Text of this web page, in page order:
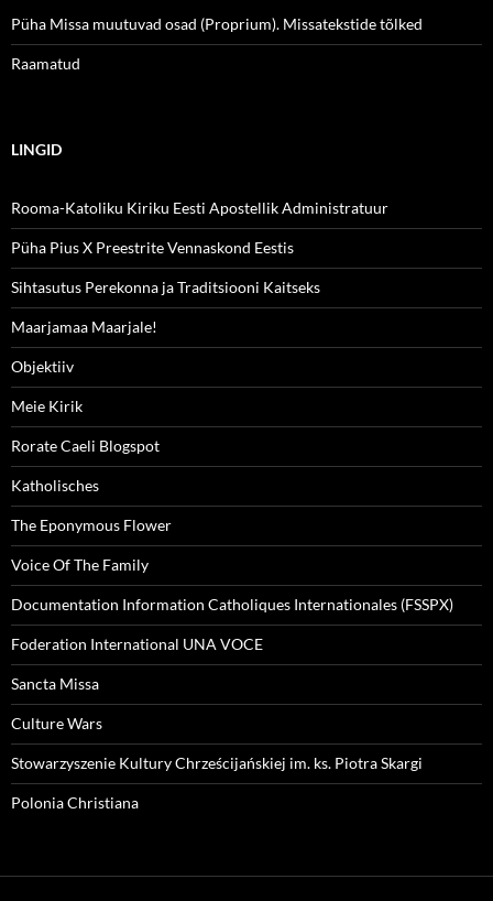
Püha Missa muutuvad osad (Proprium). Missatekstide tõlked
Raamatud
LINGID
Rooma-Katoliku Kiriku Eesti Apostellik Administratuur
Püha Pius X Preestrite Vennaskond Eestis
Sihtasutus Perekonna ja Traditsiooni Kaitseks
Maarjamaa Maarjale!
Objektiiv
Meie Kirik
Rorate Caeli Blogspot
Katholisches
The Eponymous Flower
Voice Of The Family
Documentation Information Catholiques Internationales (FSSPX)
Foderation International UNA VOCE
Sancta Missa
Culture Wars
Stowarzyszenie Kultury Chrześcijańskiej im. ks. Piotra Skargi
Polonia Christiana